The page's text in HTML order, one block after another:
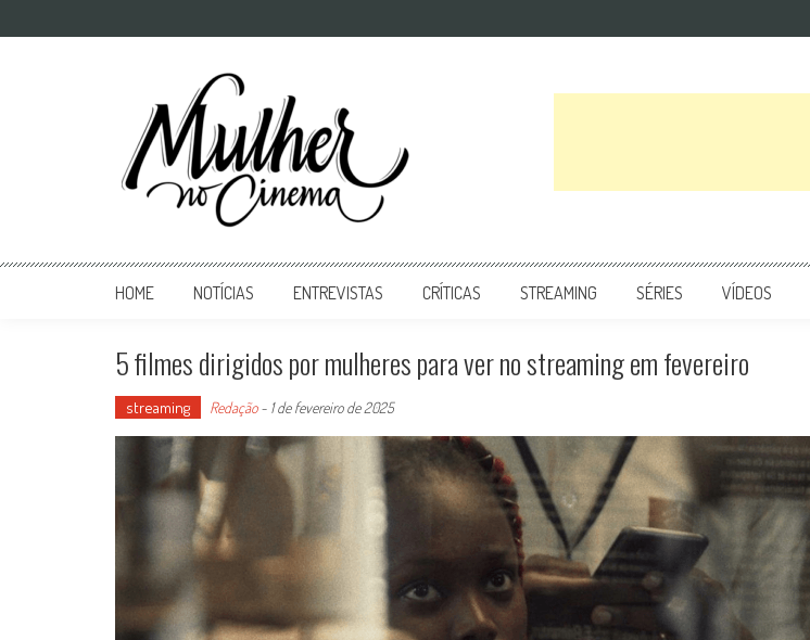
Mulher no Cinema
HOME NOTÍCIAS ENTREVISTAS CRÍTICAS STREAMING SÉRIES VÍDEOS
5 filmes dirigidos por mulheres para ver no streaming em fevereiro
streaming Redação- 1 de fevereiro de 2025